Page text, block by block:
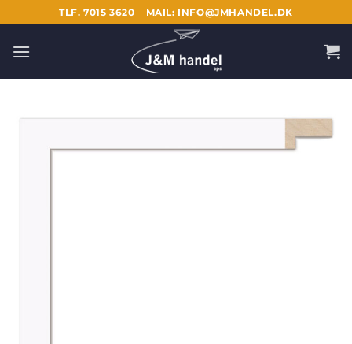
til
indhold
TLF. 7015 3620 MAIL: INFO@JMHANDEL.DK